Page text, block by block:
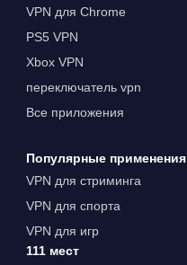
VPN для Chrome
PS5 VPN
Xbox VPN
переключатель vpn
Все приложения
Популярные применения
VPN для стриминга
VPN для спорта
VPN для игр
111 мест